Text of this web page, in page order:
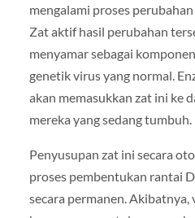
mengalami proses
Zat aktif hasil perubahan
menyamar sebagai
genetik virus yang normal.
akan memasukkan zat ini ke
mereka yang sedang tumbuh.
Penyusupan zat ini secara
proses pembentukan rantai
secara permanen. Akibatnya,